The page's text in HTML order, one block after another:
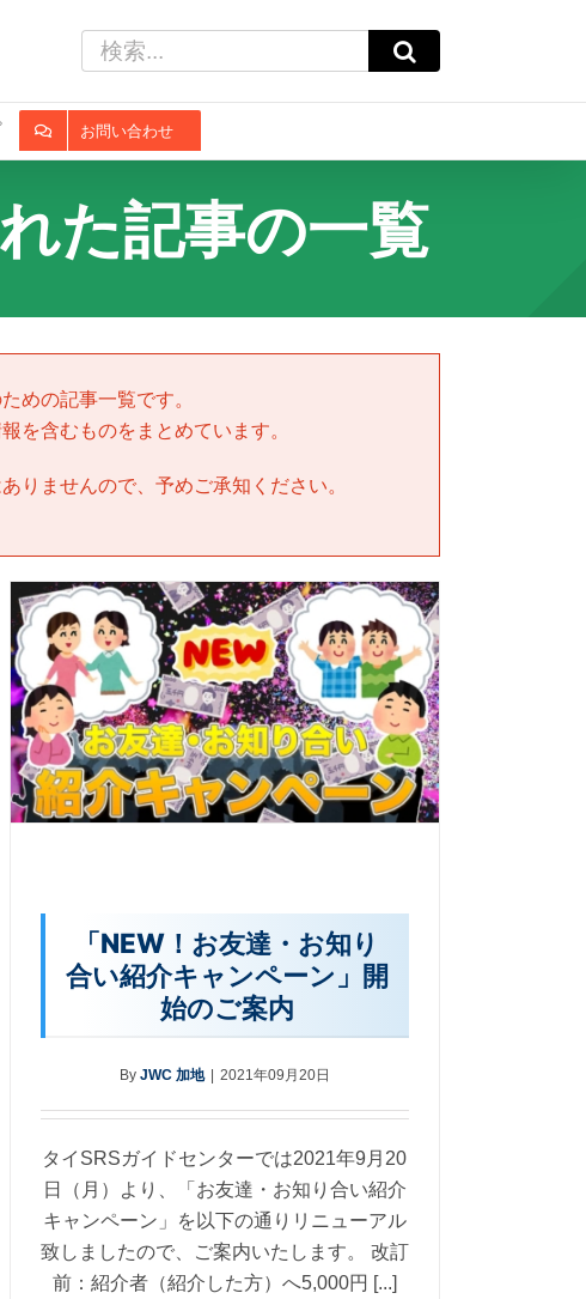
索
…
お問い合わせ
た記事の一覧
めの記事一覧です。
を含むものをまとめています。
りませんので、予めご承知ください。
「NEW！お友達・お知り
合い紹介キャンペーン」開
始のご案内
By JWC 加地 2021年09月20日
タイSRSガイドセンターでは2021年9月20
日（月）より、「お友達・お知り合い紹介
キャンペーン」を以下の通りリニューアル
致しましたので、ご案内いたします。 改訂
前：紹介者（紹介した方）へ5,000円 [...]